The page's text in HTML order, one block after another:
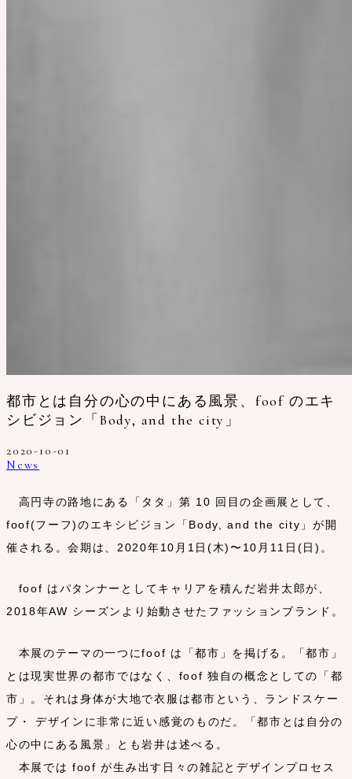
都市とは自分の心の中にある風景、foof のエキ
シビジョン「Body, and the city」
2020-10-01
News
高円寺の路地にある「タタ」第 10 回目の企画展として、
foof(フーフ)のエキシビジョン「Body, and the city」が開
催される。会期は、2020年10月1日(木)〜10月11日(日)。
foof はパタンナーとしてキャリアを積んだ岩井太郎が、
2018年AW シーズンより始動させたファッションブランド。
本展のテーマの一つにfoof は「都市」を掲げる。「都市」
とは現実世界の都市ではなく、foof 独自の概念としての「都
市」。それは身体が大地で衣服は都市という、ランドスケー
プ・ デザインに非常に近い感覚のものだ。「都市とは自分の
心の中にある風景」とも岩井は述べる。
本展では foof が生み出す日々の雑記とデザインプロセス